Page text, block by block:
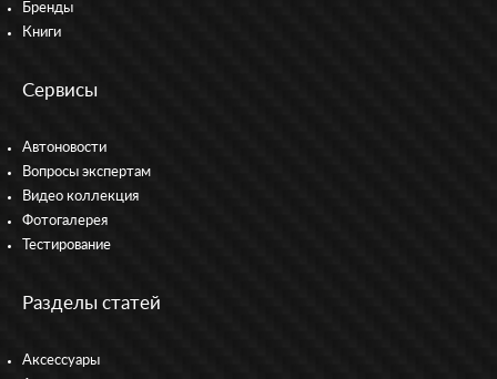
Бренды
Книги
Сервисы
Автоновости
Вопросы экспертам
Видео коллекция
Фотогалерея
Тестирование
Разделы статей
Аксессуары